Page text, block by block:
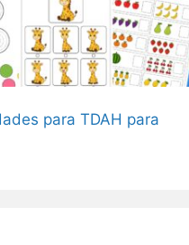
para TDAH para